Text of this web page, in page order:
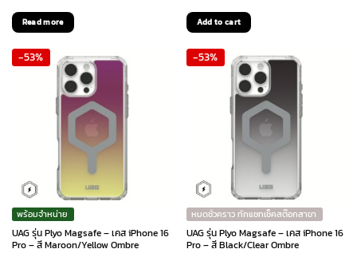
price
was:
1,890 ฿.990 ฿.
Read more
price
was:
1,890 ฿.890 ฿.
Add to cart
-53%
พร้อมจำหน่าย
UAG รุ่น Plyo Magsafe – เคส iPhone 16
Pro – สี Maroon/Yellow Ombre
-53%
หมดชั่วคราว ทักแชทเช็คสต๊อกสาขา
UAG รุ่น Plyo Magsafe – เคส iPhone 16
Pro – สี Black/Clear Ombre